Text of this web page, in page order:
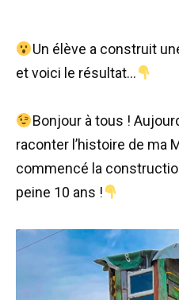
Un élève a construit
et voici le résultat…
Bonjour à tous !
raconter l’histoire de ma
commencé la
peine 10 ans !